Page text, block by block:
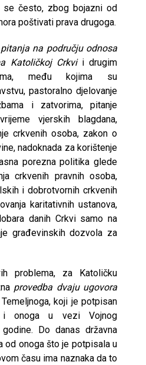
često, zbog bojazni od
poštivati prava drugoga.
na području odnosa
Katoličkoj Crkvi i drugim
među kojima su
pastoralno djelovanje
i zatvorima, pitanje
vjerskih blagdana,
crkvenih osoba, zakon o
nadoknada za korištenje
porezna politika glede
crkvenih pravnih osoba,
i dobrotvornih crkvenih
karitativnih ustanova,
danih Crkvi samo na
građevinskih dozvola za
problema, za Katoličku
provedba dvaju ugovora
koji je potpisan
i onoga u vezi Vojnog
Do danas državna
od onoga što je potpisala u
času ima naznaka da to